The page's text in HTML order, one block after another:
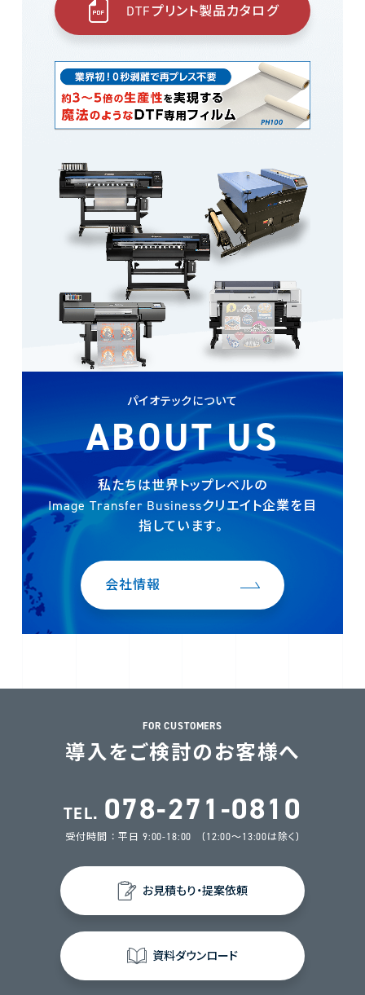
DTFプリント製品カタログ
パイオテックについて
ABOUT US
私たちは世界トップレベルの
Image Transfer Businessクリエイト企業を目
指しています。
会社情報
FOR CUSTOMERS
導入をご検討のお客様へ
TEL. 078-271-0810
受付時間 ： 平日 9:00-18:00 (12:00～13:00は除く)
お見積もり・提案依頼
資料ダウンロード